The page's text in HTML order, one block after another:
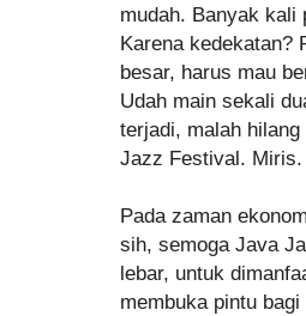
mudah. Banyak kali
Karena kedekatan?
besar, harus mau
Udah main sekali
terjadi, malah
Jazz Festival. Miris.
Pada zaman
sih, semoga Java
lebar, untuk
membuka pintu